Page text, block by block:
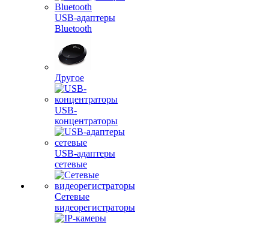
USB-адаптеры
Bluetooth
Другое
USB-
концентраторы
USB-адаптеры
сетевые
Сетевые
видеорегистраторы